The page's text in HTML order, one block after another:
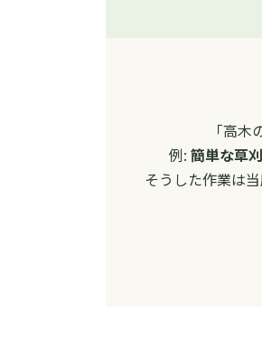
「高
例: 簡単な草
そうした作業は